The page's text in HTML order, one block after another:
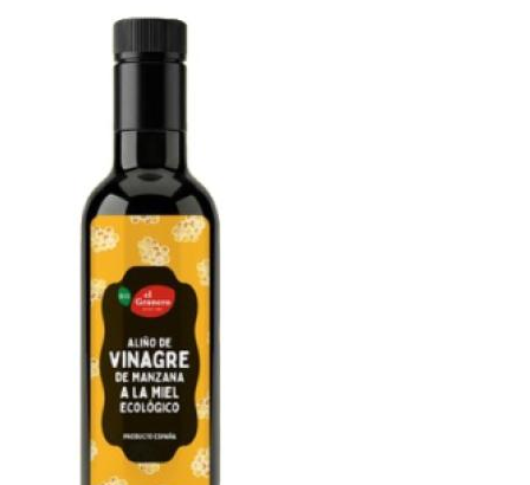
4,49 €.
3,64 €.